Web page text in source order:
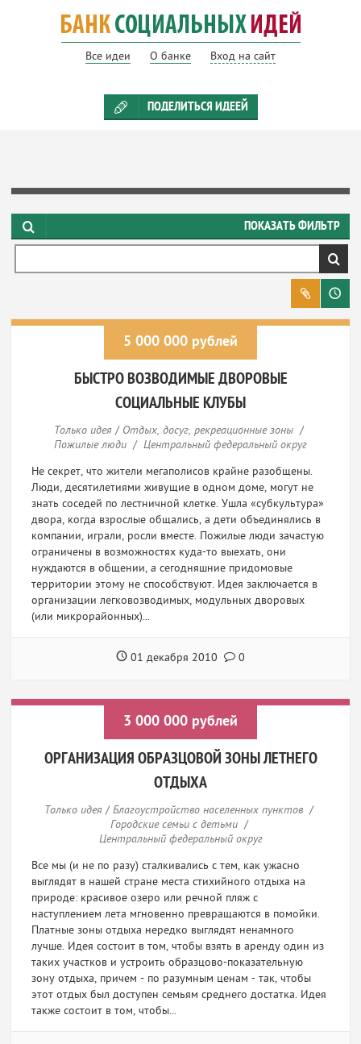
Все идеи О банке Вход на сайт
ПОДЕЛИТЬСЯ ИДЕЕЙ
ЦЕЛЕВАЯ АУДИТОРИЯ
РАЗМЕР ИНВЕСТИЦИЙ
ИСКАТЬ СБРОСИТЬ ФИЛЬТР
ПОКАЗАТЬ ФИЛЬТР
5 000 000 рублей
БЫСТРО ВОЗВОДИМЫЕ ДВОРОВЫЕ
СОЦИАЛЬНЫЕ КЛУБЫ
Только идея/ Отдых, досуг, рекреационные зоны /
Пожилые люди / Центральный федеральный округ
Не секрет, что жители мегаполисов крайне разобщены.
Люди, десятилетиями живущие в одном доме, могут не
знать соседей по лестничной клетке. Ушла «субкультура»
двора, когда взрослые общались, а дети объединялись в
компании, играли, росли вместе. Пожилые люди зачастую
ограничены в возможностях куда-то выехать, они
нуждаются в общении, а сегодняшние придомовые
территории этому не способствуют. Идея заключается в
организации легковозводимых, модульных дворовых
(или микрорайонных)...
01 декабря 2010 0
3 000 000 рублей
ОРГАНИЗАЦИЯ ОБРАЗЦОВОЙ ЗОНЫ ЛЕТНЕГО
ОТДЫХА
Только идея/Благоустройство населенных пунктов /
Городские семьи с детьми/
Центральный федеральный округ
Все мы (и не по разу) сталкивались с тем, как ужасно
выглядят в нашей стране места стихийного отдыха на
природе: красивое озеро или речной пляж с
наступлением лета мгновенно превращаются в помойки.
Платные зоны отдыха нередко выглядят ненамного
лучше. Идея состоит в том, чтобы взять в аренду один из
таких участков и устроить образцово-показательную
зону отдыха, причем - по разумным ценам - так, чтобы
этот отдых был доступен семьям среднего достатка. Идея
также состоит в том, чтобы...